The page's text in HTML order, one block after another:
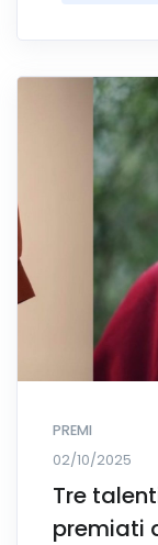
PREMI
02/10/2025
Tre
premiati